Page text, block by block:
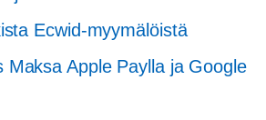
Ecwid-myymälöistä
Maksa Apple Paylla ja Google